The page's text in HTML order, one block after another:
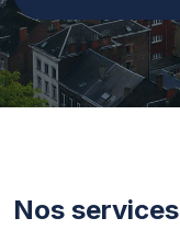
Nos services